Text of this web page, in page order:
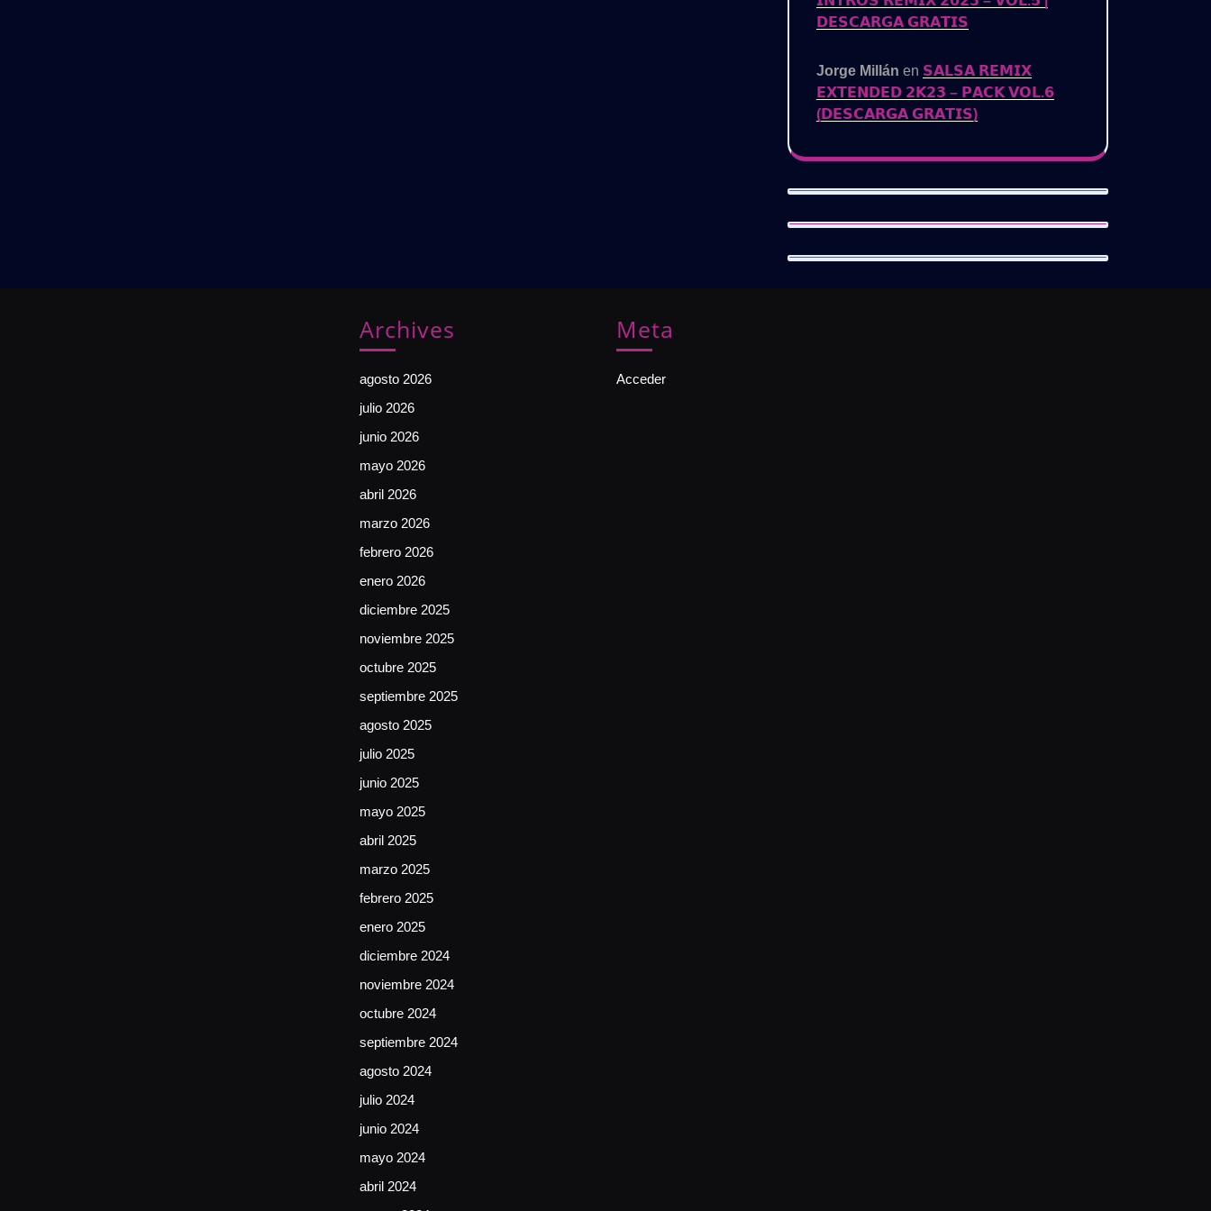
𝗗𝗘𝗦𝗖𝗔𝗥𝗚𝗔 𝗚𝗥𝗔𝗧𝗜𝗦
Jorge Millán en 𝗦𝗔𝗟𝗦𝗔 𝗥𝗘𝗠𝗜𝗫
𝗘𝗫𝗧𝗘𝗡𝗗𝗘𝗗 𝟮𝗞𝟮𝟯 – 𝗣𝗔𝗖𝗞 𝗩𝗢𝗟.𝟲
(𝗗𝗘𝗦𝗖𝗔𝗥𝗚𝗔 𝗚𝗥𝗔𝗧𝗜𝗦)
Archives
agosto 2026
julio 2026
junio 2026
mayo 2026
abril 2026
marzo 2026
febrero 2026
enero 2026
diciembre 2025
noviembre 2025
octubre 2025
septiembre 2025
agosto 2025
julio 2025
junio 2025
mayo 2025
abril 2025
marzo 2025
febrero 2025
enero 2025
diciembre 2024
noviembre 2024
octubre 2024
septiembre 2024
agosto 2024
julio 2024
junio 2024
mayo 2024
abril 2024
Meta
Acceder